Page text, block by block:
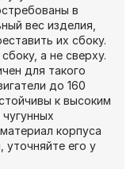
в
вес изделия,
их сбоку.
а не сверху.
для такого
до 160
к высоким
корпуса
уточняйте его у